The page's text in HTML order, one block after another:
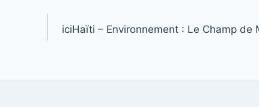
iciHaïti – Environnement : Le Champ